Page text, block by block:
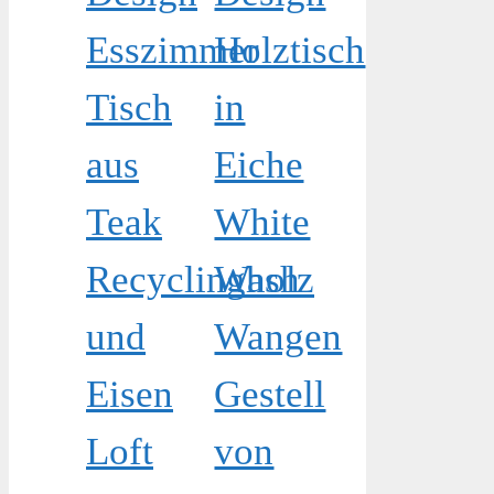
Esszimmer
Tisch
aus
Teak
Recyclingholz
und
Eisen
Loft
Holztisch
in
Eiche
White
Wash
Wangen
Gestell
von